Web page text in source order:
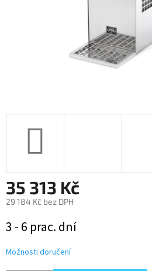
35 313 Kč
29 184 Kč bez DPH
cena:
3 - 6 prac. dní
Možnosti doručení